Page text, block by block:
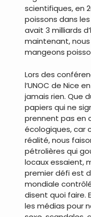
scientifiques, en
poissons dans
avait 3 milliards
maintenant,
mangeons
Lors des
l’UNOC de Nice
jamais rien. Que
papiers qui ne
prennent pas en
écologiques, car
réalité, nous
pétrolières qui
locaux essaient,
premier défi est
mondiale
disent quoi faire.
les médias pour